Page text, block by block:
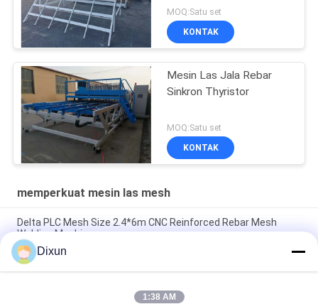
MOQ:Satu set
KONTAK
Mesin Las Jala Rebar
Sinkron Thyristor
MOQ:Satu set
KONTAK
memperkuat mesin las mesh
Delta PLC Mesh Size 2.4*6m CNC Reinforced Rebar Mesh
Welding Machine
Mesh Size 200*200mm Mesh Length 12m Concrete
Reinforcing Mesh Welding Machine
Dixun
1:38 AM